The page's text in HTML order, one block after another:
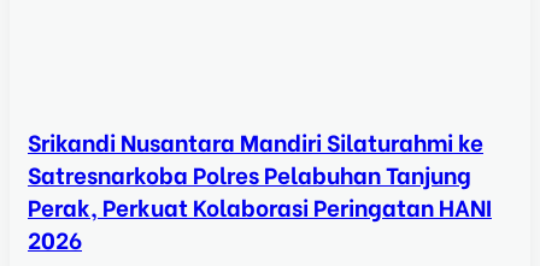
Srikandi Nusantara Mandiri Silaturahmi ke
Satresnarkoba Polres Pelabuhan Tanjung
Perak, Perkuat Kolaborasi Peringatan HANI
2026